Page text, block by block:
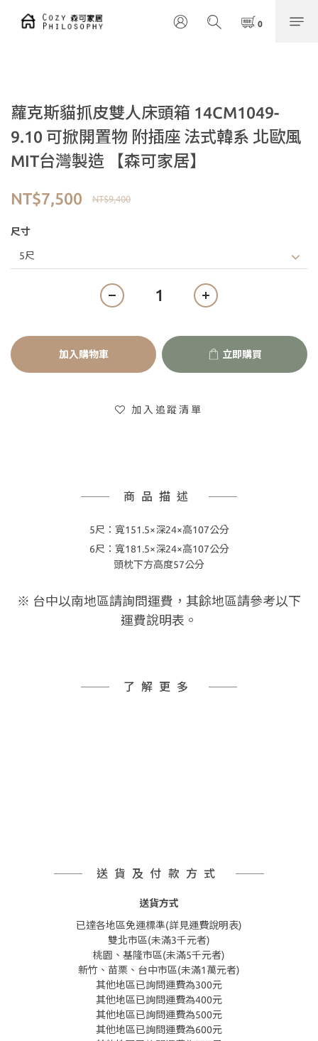
蘿克斯貓抓皮雙人床頭箱 14CM1049-
9.10 可掀開置物 附插座 法式韓系 北歐風
MIT台灣製造 【森可家居】
NT$9,400
NT$7,500
尺寸
加入購物車 立即購買
加入追蹤清單
商品描述
5尺：寬151.5×深24×高107公分
6尺：寬181.5×深24×高107公分
頭枕下方高度57公分
※ 台中以南地區請詢問運費，其餘地區請參考以下
運費說明表。
了解更多
送貨及付款方式
送貨方式
已達各地區免運標準(詳見運費說明表)
雙北市區(未滿3千元者)
桃園、基隆市區(未滿5千元者)
新竹、苗栗、台中市區(未滿1萬元者)
其他地區已詢問運費為300元
其他地區已詢問運費為400元
其他地區已詢問運費為500元
其他地區已詢問運費為600元